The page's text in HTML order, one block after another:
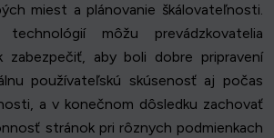
miest a plánovanie škálovateľnosti.
môžu prevádzkovatelia
zabezpečiť, aby boli dobre pripravení
používateľskú skúsenosť aj počas
a v konečnom dôsledku zachovať
stránok pri rôznych podmienkach